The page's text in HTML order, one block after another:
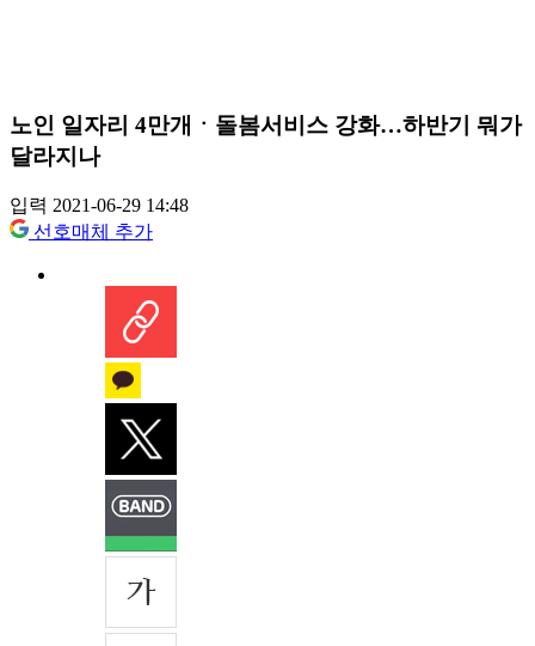
노인 일자리 4만개ㆍ돌봄서비스 강화…하반기 뭐가
달라지나
입력 2021-06-29 14:48
선호매체 추가